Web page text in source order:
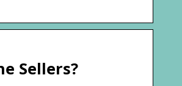
Sellers?